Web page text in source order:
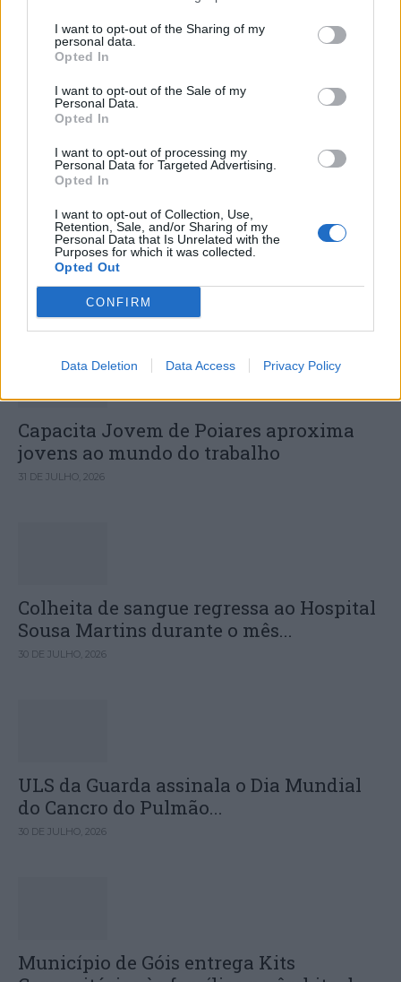
I want to opt-out of the Sharing of my
personal data.
Opted In
I want to opt-out of the Sale of my
Personal Data.
Opted In
I want to opt-out of processing my
Personal Data for Targeted Advertising.
Opted In
I want to opt-out of Collection, Use,
Retention, Sale, and/or Sharing of my
Personal Data that Is Unrelated with the
Purposes for which it was collected.
Opted Out
CONFIRM
Data Deletion Data Access Privacy Policy
Hospital Sousa Martins durante o mês
de agosto
DESTAQUES
Deputados do PSD saúdam Banda
Sinfónica da ARMAB pelo 1º lugar...
31 DE JULHO, 2026
Capacita Jovem de Poiares aproxima
jovens ao mundo do trabalho
31 DE JULHO, 2026
Colheita de sangue regressa ao Hospital
Sousa Martins durante o mês...
30 DE JULHO, 2026
ULS da Guarda assinala o Dia Mundial
do Cancro do Pulmão...
30 DE JULHO, 2026
Município de Góis entrega Kits